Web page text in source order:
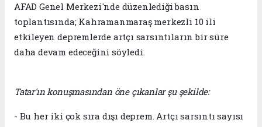
AFAD Genel Merkezi'nde düzenlediği basın
toplantısında; Kahramanmaraş merkezli 10 ili
etkileyen depremlerde artçı sarsıntıların bir süre
daha devam edeceğini söyledi.
Tatar'ın konuşmasından öne çıkanlar şu şekilde:
- Bu her iki çok sıra dışı deprem. Artçı sarsıntı sayısı